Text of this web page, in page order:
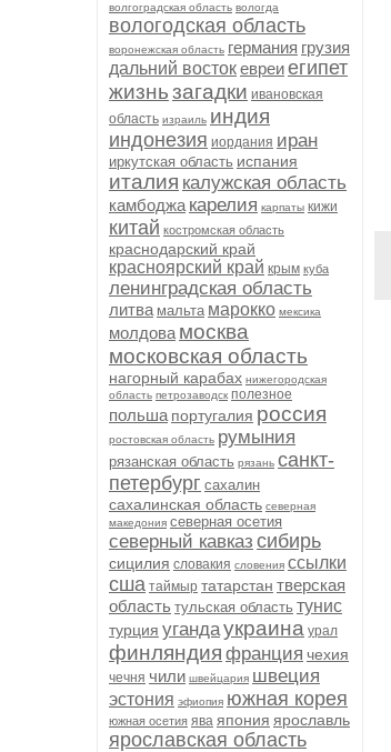
волгоградская область вологда
вологодская область
воронежская область германия грузия
дальний востокевреиегипет
жизньзагадки ивановская
область израиль индия
индонезия иордания иран
иркутская область испания
италия калужская область
камбоджа карелия карпаты кижи
китай костромская область
краснодарский край
красноярский край крым куба
ленинградская область
литва мальта марокко мексика
молдова москва
московская область
нагорный карабах нижегородская
область петрозаводск полезное
польша португалия россия
ростовская область румыния
рязанская область рязань санкт-
петербург сахалин
сахалинская область северная
македония северная осетия
северный кавказ сибирь
сицилия словакия словения ссылки
сша таймыр татарстан тверская
область тульская область тунис
турция угандаукраина урал
финляндия франция чехия
чечня чили швейцария швеция
эстония эфиопия южная корея
южная осетия ява япония ярославль
ярославская область